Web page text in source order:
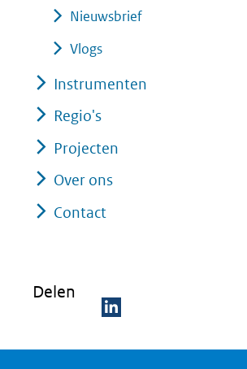
Nieuwsbrief
Vlogs
Instrumenten
Regio's
Projecten
Over ons
Contact
Delen